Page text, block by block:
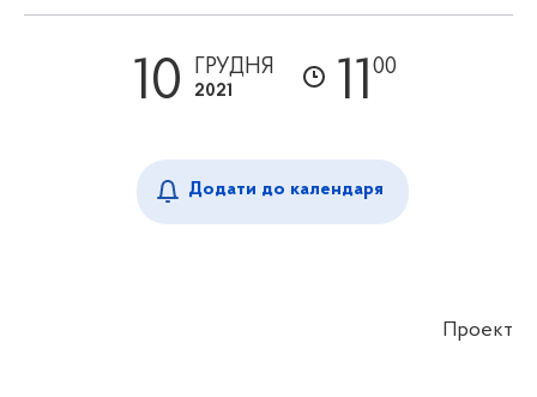
10 ГРУДНЯ
2021 11 00
Додати до календаря
Проект